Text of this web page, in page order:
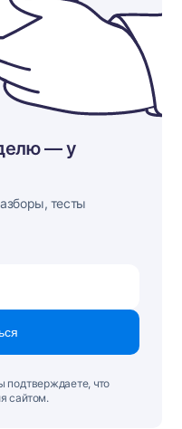
— у
тесты
подтверждаете, что
сайтом.